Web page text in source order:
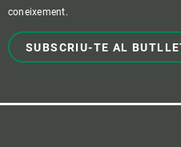
coneixement.
SUBSCRIU-TE AL